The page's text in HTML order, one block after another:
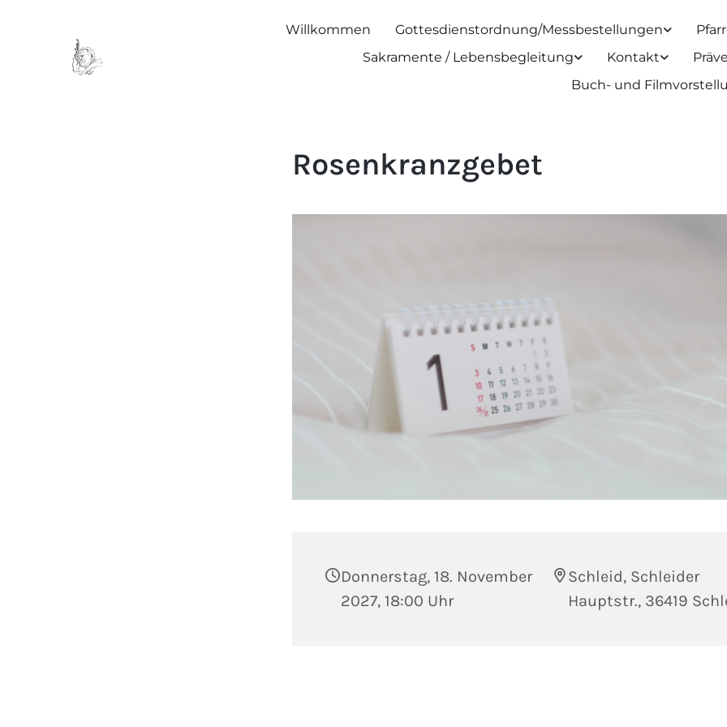
Willkommen Gottesdienstordnung/Messbestellungen
Sakramente / Lebensbegleitung
Kontakt
Buch- und
Rosenkranzgebet
Donnerstag, 18. November
2027, 18:00 Uhr
Schleid, Schleider
Hauptstr., 36419